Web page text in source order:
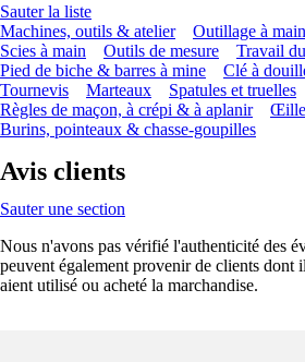
Sauter la liste
Machines, outils & atelier
Outillage à main
Scies à main
Outils de mesure
Travail
Pied de biche & barres à mine
Clé à
Tournevis
Marteaux Spatules et truelles
Règles de maçon, à crépi & à aplanir
Burins, pointeaux & chasse-goupilles
Avis clients
Sauter une section
Nous n'avons pas vérifié l'authenticité des
peuvent également provenir de clients dont
aient utilisé ou acheté la marchandise.